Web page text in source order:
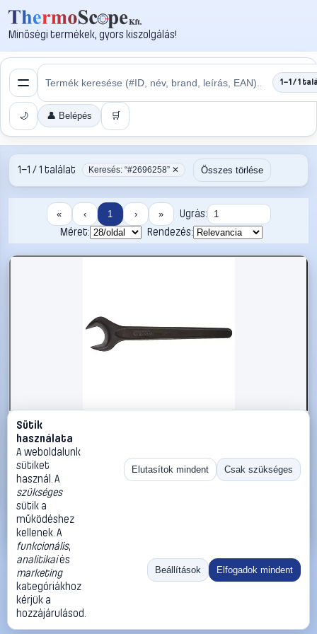
Minőségi termékek, gyors kiszolgálás!
1–1 / 1
🌙 👤 Belépés 🛒
1–1 / 1 találat Keresés: “#2696258” ✕ Összes törlése
« ‹ 1 › »
Ugrás:
Méret:
Rendezés:
#2696258
KS Tools 5170524 517.0524 Egyvillás kulcs
Kulcsszélesség (metrikus) 24 mm
KS Tools Egyoldalas villáskulcsok
3 290 Ft
Kosárba
«
Ugrás:
Méret:
Rendezés:
©2026
ThermoScope
ÁSZF
Cégbemutató
Sütik
használata
A weboldalunk
sütiket
használ. A
szükséges
sütik a
működéshez
kellenek. A
funkcionális,
analitikaiés
marketing
kategóriákhoz
kérjük a
hozzájárulásod.
Elutasítok mindent Csak szükséges
Beállítások Elfogadok mindent